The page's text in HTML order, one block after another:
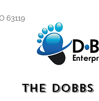
63119
The